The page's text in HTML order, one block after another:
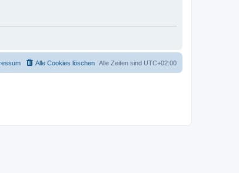
Alle Zeiten sind UTC+02:00
Alle Cookies löschen